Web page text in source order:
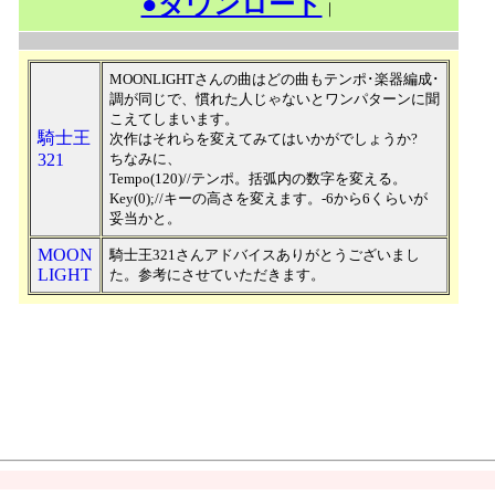
｜
騎士王
321
MOONLIGHTさんの曲はどの曲もテンポ･楽器編成･
調が同じで、慣れた人じゃないとワンパターンに聞
こえてしまいます。
次作はそれらを変えてみてはいかがでしょうか?
ちなみに、
Tempo(120)//テンポ。括弧内の数字を変える。
Key(0);//キーの高さを変えます。-6から6くらいが
妥当かと。
MOON
LIGHT
騎士王321さんアドバイスありがとうございまし
た。参考にさせていただきます。